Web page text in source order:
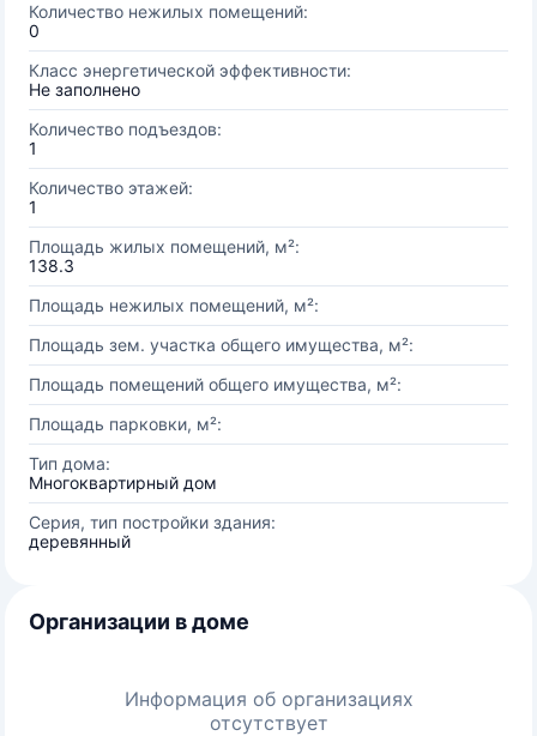
Количество нежилых помещений:
0
Класс энергетической эффективности:
Не заполнено
Количество подъездов:
1
Количество этажей:
1
Площадь жилых помещений, м²:
138.3
Площадь нежилых помещений, м²:
Площадь зем. участка общего имущества, м²:
Площадь помещений общего имущества, м²:
Площадь парковки, м²:
Тип дома:
Многоквартирный дом
Серия, тип постройки здания:
деревянный
Организации в доме
Информация об организациях
отсутствует